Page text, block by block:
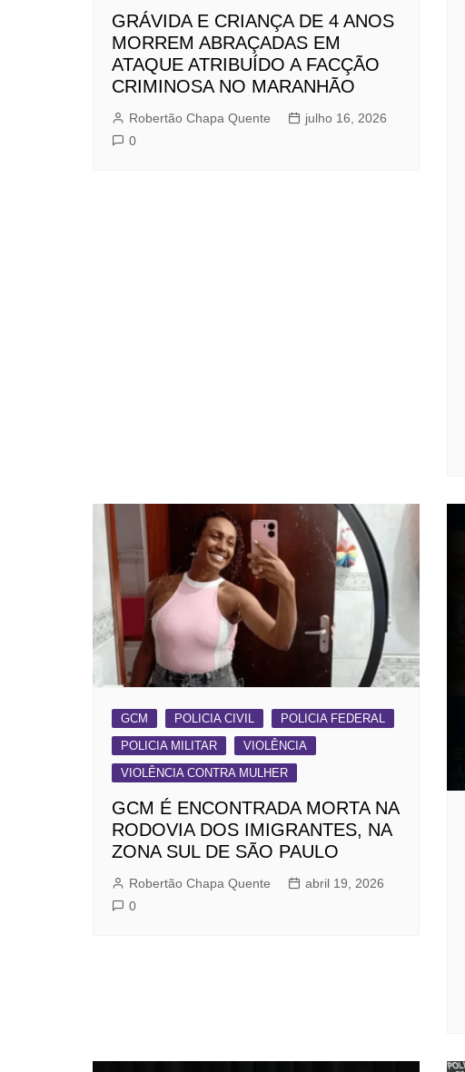
GRÁVIDA E CRIANÇA DE 4 ANOS
MORREM ABRAÇADAS EM
ATAQUE ATRIBUÍDO A FACÇÃO
CRIMINOSA NO MARANHÃO
Robertão Chapa Quente
julho 16, 2026
0
GCM POLICIA CIVIL
POLICIA FEDERAL
POLICIA MILITAR
VIOLÊNCIA
VIOLÊNCIA CONTRA MULHER
GCM É ENCONTRADA MORTA NA
RODOVIA DOS IMIGRANTES, NA
ZONA SUL DE SÃO PAULO
Robertão Chapa Quente
abril 19, 2026
0